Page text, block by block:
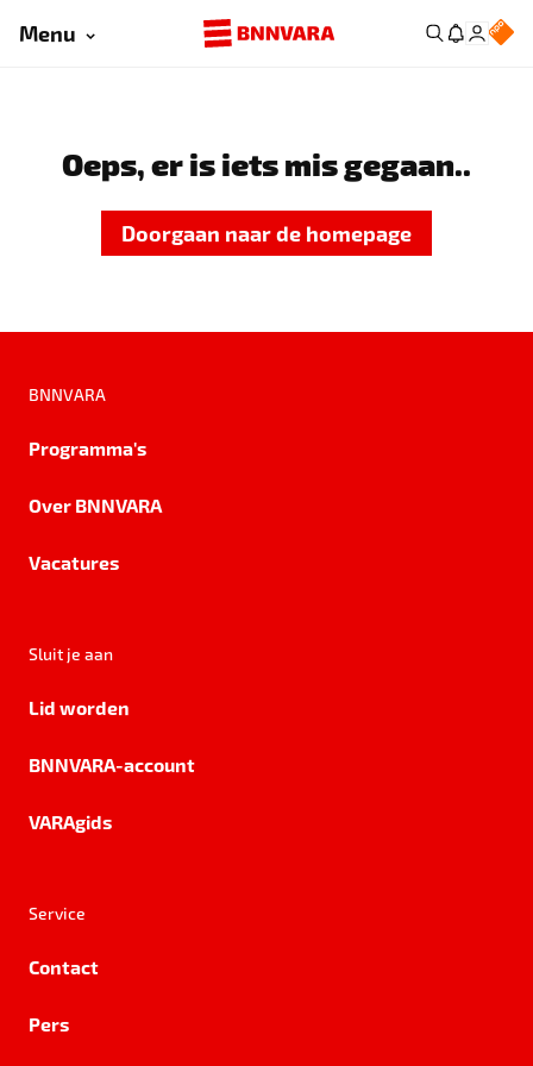
Menu
Oeps, er is iets mis gegaan..
Doorgaan naar de homepage
BNNVARA
Programma's
Over BNNVARA
Vacatures
Sluit je aan
Lid worden
BNNVARA-account
VARAgids
Service
Contact
Pers